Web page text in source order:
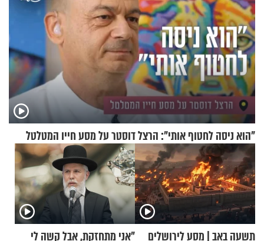
"הוא ניסה לחטוף אותי": הרצל דוסטר על מסע חייו המטלטל
תשעה באב | מסע לירושלים "אני מתחזקת, אבל קשה לי